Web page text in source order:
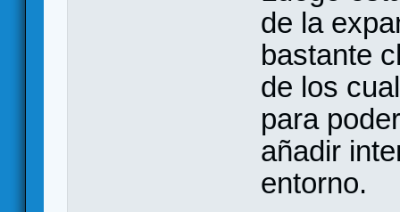
de la
bastante
de los
para
añadir
entorno.